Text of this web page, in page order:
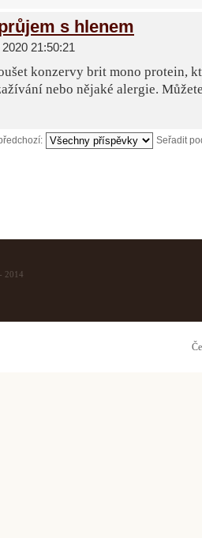
s hlenem
21:50:21
konzervy brit mono protein,
nebo nějaké alergie.
Seřadit
2014